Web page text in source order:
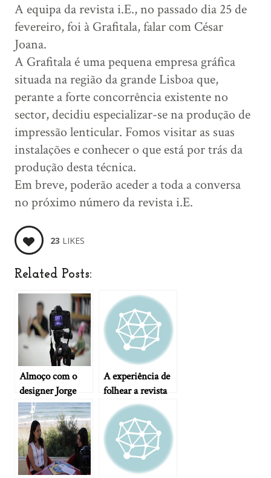
A equipa da revista i.E., no passado dia 25 de
fevereiro, foi à Grafitala, falar com César
Joana.
A Grafitala é uma pequena empresa gráfica
situada na região da grande Lisboa que,
perante a forte concorrência existente no
sector, decidiu especializar-se na produção de
impressão lenticular. Fomos visitar as suas
instalações e conhecer o que está por trás da
produção desta técnica.
Em breve, poderão aceder a toda a conversa
no próximo número da revista i.E.
23 LIKES
Related Posts:
Almoço com o
designer Jorge
Silva
A experiência de
folhear a revista
i.E. nº2